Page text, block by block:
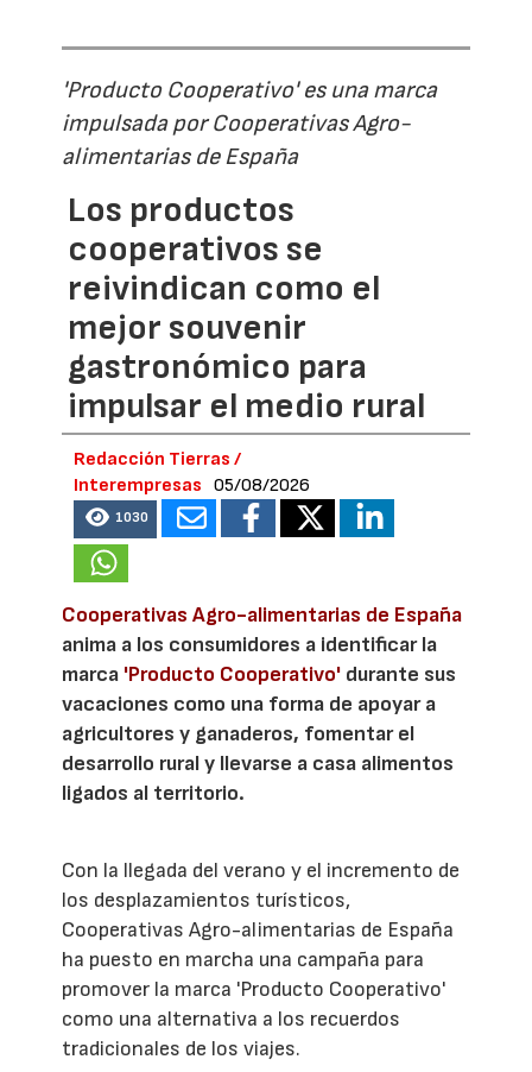
'Producto Cooperativo' es una marca
impulsada por Cooperativas Agro-
alimentarias de España
Los productos
cooperativos se
reivindican como el
mejor souvenir
gastronómico para
impulsar el medio rural
Redacción Tierras /
Interempresas
05/08/2026
1030
Cooperativas Agro-alimentarias de España
anima a los consumidores a identificar la
marca 'Producto Cooperativo' durante sus
vacaciones como una forma de apoyar a
agricultores y ganaderos, fomentar el
desarrollo rural y llevarse a casa alimentos
ligados al territorio.
Con la llegada del verano y el incremento de
los desplazamientos turísticos,
Cooperativas Agro-alimentarias de España
ha puesto en marcha una campaña para
promover la marca 'Producto Cooperativo'
como una alternativa a los recuerdos
tradicionales de los viajes.